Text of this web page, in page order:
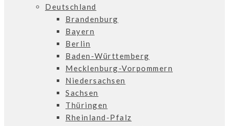
Deutschland
Brandenburg
Bayern
Berlin
Baden-Württemberg
Mecklenburg-Vorpommern
Niedersachsen
Sachsen
Thüringen
Rheinland-Pfalz